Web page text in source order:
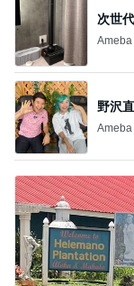
次世
Ameba
野沢
Ameba